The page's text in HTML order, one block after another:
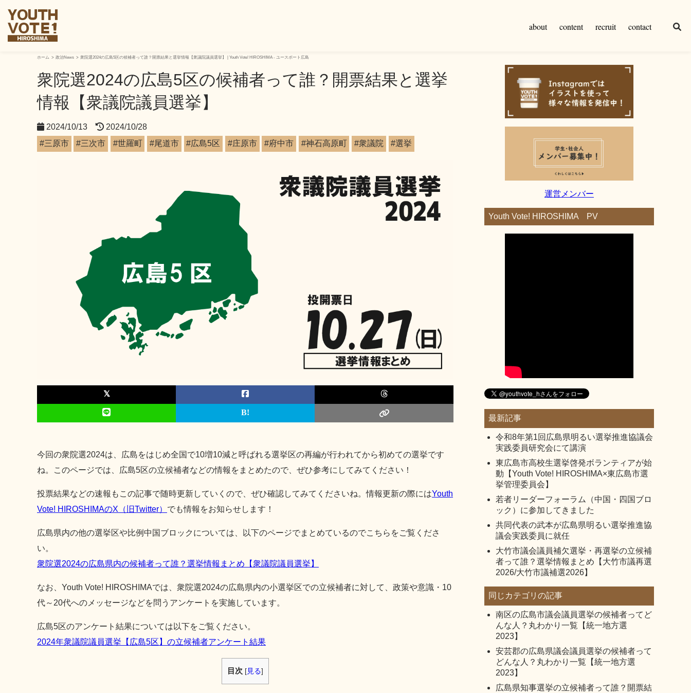
about content recruit contact
ホーム 政治News 衆院選2024の広島5区の候補者って誰？開票結果と選挙情報【衆議院議員選挙】 | Youth Vote! HIROSHIMA - ユースボート広島
衆院選2024の広島5区の候補者って誰？開票結果と選挙
情報【衆議院議員選挙】
2024/10/13
2024/10/28
#三原市
#三次市 #世羅町 #尾道市 #広島5区 #庄原市 #府中市 #神石高原町 #衆議院 #選挙
今回の衆院選2024は、広島をはじめ全国で10増10減と呼ばれる選挙区の再編が行われてから初めての選挙です
ね。このページでは、広島5区の立候補者などの情報をまとめたので、ぜひ参考にしてみてください！
投票結果などの速報もこの記事で随時更新していくので、ぜひ確認してみてくださいね。情報更新の際にはYouth
Vote! HIROSHIMAのX（旧Twitter） でも情報をお知らせします！
広島県内の他の選挙区や比例中国ブロックについては、以下のページでまとめているのでこちらをご覧くださ
い。
衆院選2024の広島県内の候補者って誰？選挙情報まとめ【衆議院議員選挙】
なお、Youth Vote! HIROSHIMAでは、衆院選2024の広島県内の小選挙区での立候補者に対して、政策や意識・10
代～20代へのメッセージなどを問うアンケートを実施しています。
広島5区のアンケート結果については以下をご覧ください。
2024年衆議院議員選挙【広島5区】の立候補者アンケート結果
目次 [ 見る]
運営メンバー
Youth Vote! HIROSHIMA PV
最新記事
令和8年第1回広島県明るい選挙推進協議会
実践委員研究会にて講演
東広島市高校生選挙啓発ボランティアが始
動【Youth Vote! HIROSHIMA×東広島市選
挙管理委員会】
若者リーダーフォーラム（中国・四国ブロ
ック）に参加してきました
共同代表の武本が広島県明るい選挙推進協
議会実践委員に就任
大竹市議会議員補欠選挙・再選挙の立候補
者って誰？選挙情報まとめ【大竹市議再選
2026/大竹市議補選2026】
同じカテゴリの記事
南区の広島市議会議員選挙の候補者ってど
んな人？丸わかり一覧【統一地方選
2023】
安芸郡の広島県議会議員選挙の候補者って
どんな人？丸わかり一覧【統一地方選
2023】
広島県知事選挙の立候補者って誰？開票結